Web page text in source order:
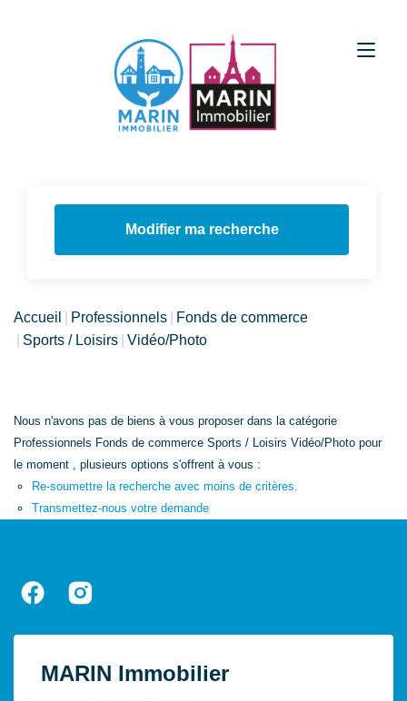
Modifier ma recherche
Accueil Professionnels
Fonds de commerce
Sports / Loisirs Vidéo/Photo
Nous n'avons pas de biens à vous proposer dans la catégorie
Professionnels Fonds de commerce Sports / Loisirs Vidéo/Photo pour
le moment , plusieurs options s'offrent à vous :
Re-soumettre la recherche avec moins de critères.
Transmettez-nous votre demande
MARIN Immobilier